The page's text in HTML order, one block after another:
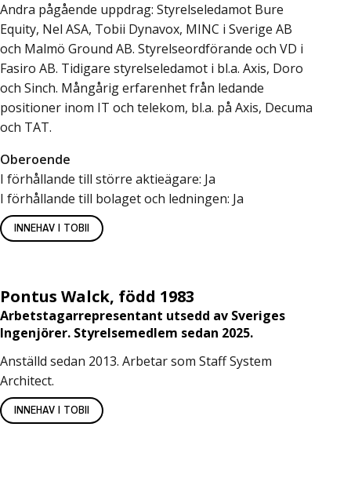
Andra pågående uppdrag: Styrelseledamot Bure
Equity, Nel ASA, Tobii Dynavox, MINC i Sverige AB
och Malmö Ground AB. Styrelseordförande och VD i
Fasiro AB. Tidigare styrelseledamot i bl.a. Axis, Doro
och Sinch. Mångårig erfarenhet från ledande
positioner inom IT och telekom, bl.a. på Axis, Decuma
och TAT.
Oberoende
I förhållande till större aktieägare: Ja
I förhållande till bolaget och ledningen: Ja
INNEHAV I TOBII
Pontus Walck, född 1983
Arbetstagarrepresentant utsedd av Sveriges
Ingenjörer. Styrelsemedlem sedan 2025.
Anställd sedan 2013. Arbetar som Staff System
Architect.
INNEHAV I TOBII